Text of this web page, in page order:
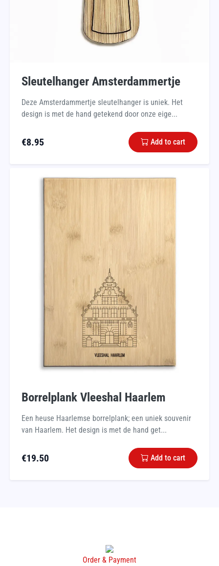
Sleutelhanger Amsterdammertje
Deze Amsterdammertje sleutelhanger is uniek. Het
design is met de hand getekend door onze eige...
€8.95 Add to cart
Borrelplank Vleeshal Haarlem
Een heuse Haarlemse borrelplank; een uniek souvenir
van Haarlem. Het design is met de hand get...
€19.50 Add to cart
Order & Payment